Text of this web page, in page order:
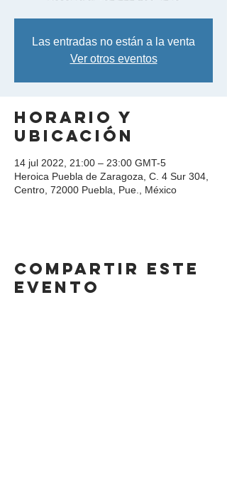
Las entradas no están a la venta
Ver otros eventos
Horario y
ubicación
14 jul 2022, 21:00 – 23:00 GMT-5
Heroica Puebla de Zaragoza, C. 4 Sur 304,
Centro, 72000 Puebla, Pue., México
Compartir este
evento